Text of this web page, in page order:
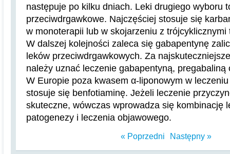
następuje po kilku dniach. Leki drugiego wyboru
przeciwdrgawkowe. Najczęściej stosuje się
w monoterapii lub w skojarzeniu z trójcyklicznymi
W dalszej kolejności zaleca się gabapentynę
leków przeciwdrgawkowych. Za
należy uznać leczenie gabapentyną, pregabaliną
W Europie poza kwasem α-liponowym w
stosuje się benfotiaminę. Jeżeli leczenie
skuteczne, wówczas wprowadza się kombinację
patogenezy i leczenia objawowego.
« Poprzedni Następny »